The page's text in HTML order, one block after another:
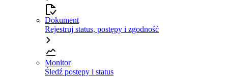
Dokument
Rejestruj status, postępy i zgodność
Monitor
Śledź postępy i status